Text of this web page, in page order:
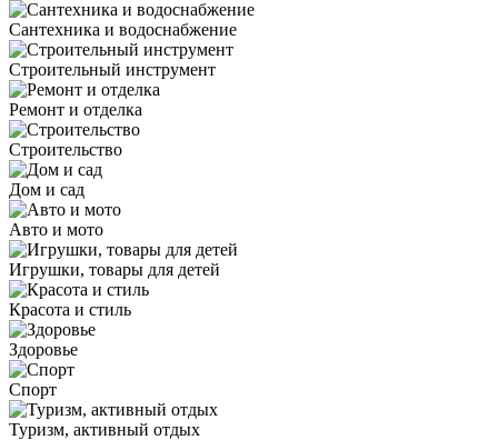
Сантехника и водоснабжение
Строительный инструмент
Ремонт и отделка
Строительство
Дом и сад
Авто и мото
Игрушки, товары для детей
Красота и стиль
Здоровье
Спорт
Туризм, активный отдых